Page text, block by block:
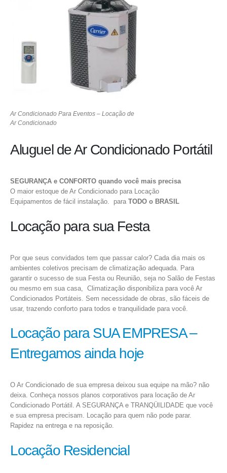
Ar Condicionado Para Eventos – Locação de
Ar Condicionado
Aluguel de Ar Condicionado Portátil
SEGURANÇA e CONFORTO quando você mais precisa
O maior estoque de Ar Condicionado para Locação
Equipamentos de fácil instalação. para TODO o BRASIL
Locação para sua Festa
Por que seus convidados tem que passar calor? Cada dia mais os
ambientes coletivos precisam de climatização adequada. Para
garantir o sucesso de sua Festa ou Reunião, seja no Salão de Festas
ou mesmo em sua casa, Climatização disponibiliza para você Ar
Condicionados Portáteis. Sem necessidade de obras, são fáceis de
usar, trazendo conforto para todos e tranquilidade para você.
Locação para SUA EMPRESA –
Entregamos ainda hoje
O Ar Condicionado de sua empresa deixou sua equipe na mão? não
deixa. Conheça nossos planos corporativos para locação de Ar
Condicionado Portátil. A SEGURANÇA e TRANQÜILIDADE que você
e sua empresa precisam. Locação para quem não pode parar.
Rapidez na entrega e na reposição.
Locação Residencial